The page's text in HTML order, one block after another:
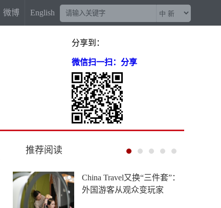
微博 English
分享到：
微信扫一扫：分享
推荐阅读
金价收复部分“失地” 长期趋
势待确认